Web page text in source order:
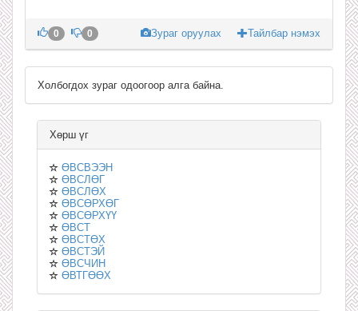
Зураг оруулах Тайлбар нэмэх
0 0
Холбогдох зураг одоогоор алга байна.
Хөрш үг
ӨВСВЭЭН
ӨВСЛӨГ
ӨВСЛӨХ
ӨВСӨРХӨГ
ӨВСӨРХҮҮ
ӨВСТ
ӨВСТӨХ
ӨВСТЭЙ
ӨВСЧИН
ӨВТГӨӨХ